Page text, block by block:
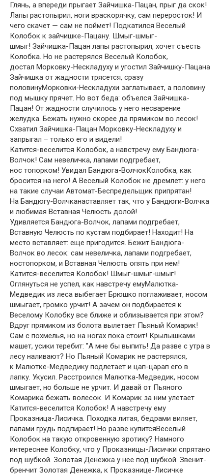
Глянь, а впереди прыгает Зайчишка-Пацан, прыг да скок!
Лапы растопырил, ноги враскорячку, сам переросток! И
чего скачет — сам не поймет! Подкатился Веселый
Колобок к зайчишке-Пацану. Шмыг-шмыг-
шмыг! Зайчишка-Пацан лапы растопырил, хочет съесть
Колобка. Но не растерялся Веселый Колобок,
достал Морковку-Нескладуху и угостил Зайчишку-Пацана
Зайчишка от жадности трясется, сразу
половинуМорковки-Нескладухи заглатывает, а половину
под мышку прячет. Но вот беда: объелся Зайчишка-
Пацан! От жадности случилось у него несварение
желудка. Бежать нужно скорее да прямиком во лесок!
Схватил Зайчишка-Пацан Морковку-Нескладуху и
запрыгал – только его и видели!
Катится-веселится Колобок, а навстречу ему Бандюга-
Волчок! Сам невеличка, лапами подгребает,
нос топорком! Увидал Бандюга-ВолчокКолобка, как
бросится на него! А Веселый Колобок не дремлет: у него
на такие случаи Автомат-Беспредельщик припрятан!
На Бандюгу-Волчканаставляет так, что у Бандюги-Волчка
и любимая Вставная Челюсть долой!
Удивляется Бандюга-Волчок, лапами подгребает,
Вставную Челюсть по кустам подбирает! Находит! На
место вставляет: еще пригодится. Бежит Бандюга-
Волчок во лесок: сам невеличка, лапами подгребает,
ностопорком, и Вставная Челюсть опять при нем!
Катится-веселится Колобок! Шмыг-шмыг-шмыг!
Оглянуться не успел, как навстречу емуМалютка-
Медведик из леса выбегает Брюшко поглаживает, носом
шмыгает, громко урчит! А зачем он подбирается к
Веселому Колобку все ближе и облизывается при этом?
Вдруг прямиком из болота вылетает Пьяный Комарик!
Сам с похмелья, но на ногах пока стоит! Крылышками
машет, усики теребит: "А мне бы выпить! Да разве с утра в
лесу наливают? Но Пьяный Комарик не растерялся,
к Малютке-Медведику подлетает и цап-царап его в
лапку. Укусил. Расстроился Малютка-Медведик, носом
шмыгает, но больше не урчит. И давай от Пьяного
Комарика бежать волесок. И Комарик за ним улетает
Катится-веселится Колобок! А навстречу ему
Проказница-Лисичка. Походка литая, бедрами виляет,
папами грудь подпирает! Но разве купитсяВеселый
Колобок на такую откровенную эротику? Намного
интереснее Колобку, что у Проказницы-Лисички спрятано
под шубкой. Золотая Денежка у нее под шубкой. Звенит-
бренчит Золотая Денежка, к Проказнице-Лисичке